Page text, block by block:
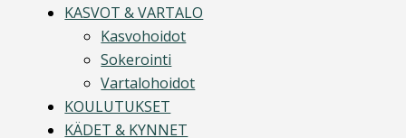
KASVOT & VARTALO
Kasvohoidot
Sokerointi
Vartalohoidot
KOULUTUKSET
KÄDET & KYNNET